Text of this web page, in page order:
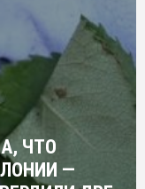
ЧТО
—